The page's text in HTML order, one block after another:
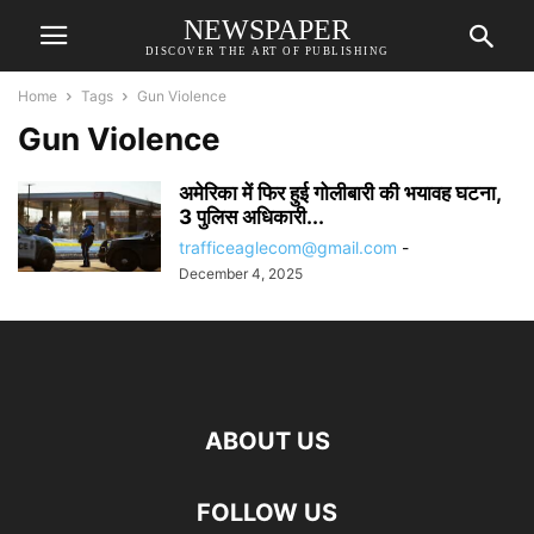
NEWSPAPER
DISCOVER THE ART OF PUBLISHING
Home Tags Gun Violence
Gun Violence
अमेरिका में फिर हुई गोलीबारी की भयावह घटना,
3 पुलिस अधिकारी...
trafficeaglecom@gmail.com -
December 4, 2025
ABOUT US
FOLLOW US